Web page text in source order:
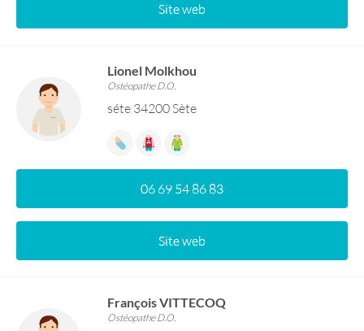
Site web
Lionel Molkhou
Ostéopathe D.O.
séte 34200 Sète
06 69 54 86 83
Site web
François VITTECOQ
Ostéopathe D.O.